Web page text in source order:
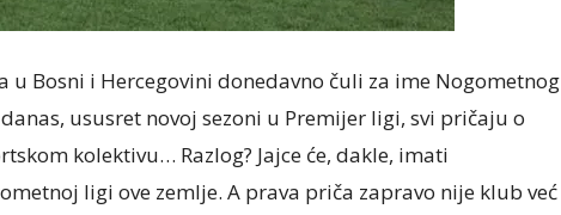
Bosni i Hercegovini donedavno čuli za ime Nogometnog
ususret novoj sezoni u Premijer ligi, svi pričaju o
kolektivu… Razlog? Jajce će, dakle, imati
ligi ove zemlje. A prava priča zapravo nije klub već